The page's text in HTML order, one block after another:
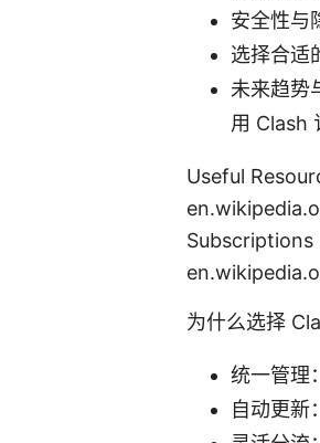
安全性与
选择合适
未来趋势
用 Clash
Useful
Subscriptions
为什么选择
统一管理
自动更新